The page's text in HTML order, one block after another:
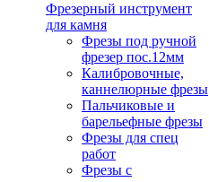
Фрезерный инструмент
для камня
Фрезы под ручной
фрезер пос.12мм
Калибровочные,
каннелюрные фрезы
Пальчиковые и
барельефные фрезы
Фрезы для спец
работ
Фрезы с